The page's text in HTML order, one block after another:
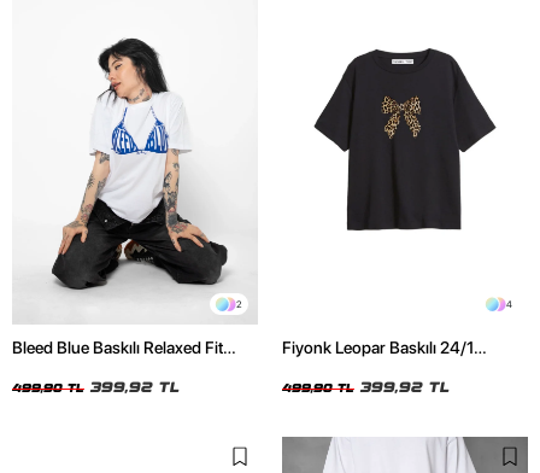
2
Bleed Blue Baskılı Relaxed Fit
499,90 TL 399,92 TL
4
Fiyonk Leopar Baskılı 24/1
Tshirt
499,90 TL 399,92 TL